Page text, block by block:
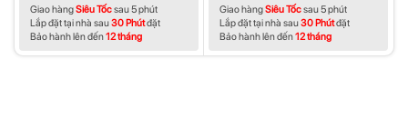
Giao hàngSiêu Tốcsau 5 phút
Lắp đặt tại nhà sau30 Phútđặt
Bảo hành lên đến12 tháng
Giao hàngSiêu Tốcsau 5 phút
Lắp đặt tại nhà sau30 Phútđặt
Bảo hành lên đến12 tháng